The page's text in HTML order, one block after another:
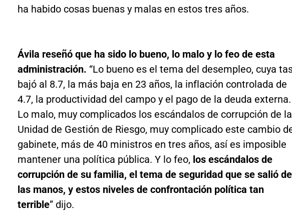
ha habido cosas buenas y malas en estos tres años.
Ávila reseñó que ha sido lo bueno, lo malo y lo feo de esta
administración. “Lo bueno es el tema del desempleo, cuya
bajó al 8.7, la más baja en 23 años, la inflación controlada de
4.7, la productividad del campo y el pago de la deuda externa.
Lo malo, muy complicados los escándalos de corrupción de la
Unidad de Gestión de Riesgo, muy complicado este cambio
gabinete, más de 40 ministros en tres años, así es imposible
mantener una política pública. Y lo feo, los escándalos de
corrupción de su familia, el tema de seguridad que se salió de
las manos, y estos niveles de confrontación política tan
terrible” dijo.